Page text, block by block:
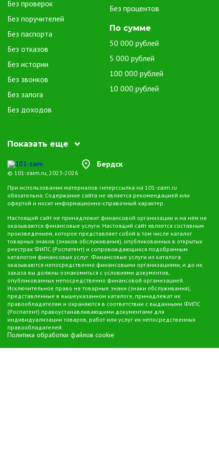
безопасности электронных транзакций, защищая финансовую
информацию заемщиков.
Гибкие условия возврата. Многие организации предоставляют
гибкие условия возврата, предоставляя заемщикам возможность
выбирать удобные сроки и способы погашения долга.
Микрозаймы на Qiwi предоставляют удобное и оперативное
решение краткосрочных финансовых трудностей. Этот вид
микрозаймов обеспечивает быстрый доступ к средствам, гибкость
его привлекательным выбором для широкого круга
выгодного решения.
Без проверок
Без поручителей
Без паспорта
Без отказов
Без истории
Без звонков
Без залога
Без доходов
Без процентов
По сумме
50 000 рублей
5 000 рублей
100 000 рублей
10 000 рублей
Показать еще
Бердск
© 101-zaim.ru, 2023-2026
При использовании материалов гиперссылка на 101-zaim.ru
обязательна. Содержание сайта не является рекомендацией или
офертой и носит информационно-справочный характер.
Настоящий сайт не принадлежит финансовой организации и на нём не
оказываются финансовые услуги. Настоящий сайт является составным
произведением, которое представляет собой в том числе каталог
товарных знаков (знаков обслуживания), опубликованных в открытых
реестрах ФИПС (Роспатент) и сопровождающихся подобранным
каталогом финансовых услуг. Финансовые услуги из каталога
оказываются непосредственно финансовыми организациями, и до их
заказа вы должны ознакомиться с условиями документов,
опубликованных непосредственно финансовой организацией.
Исключительное право на товарные знаки (знаки обслуживания),
представленные в вышеуказанном каталоге, принадлежат их
правообладателям и охраняются в соответствии с выданными ФИПС
(Роспатент) правоустанавливающими документами для
индивидуализации товаров, работ или услуг их непосредственных
правообладателей.
Политика обработки файлов cookie